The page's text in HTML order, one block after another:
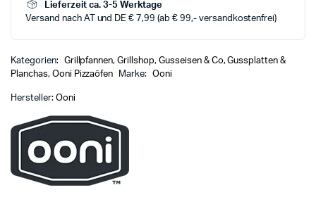
Lieferzeit ca. 3-5 Werktage
Versand nach AT und DE € 7,99 (ab € 99,- versandkostenfrei)
Kategorien: Grillpfannen,Grillshop, Gusseisen & Co,Gussplatten &
Planchas, Ooni Pizzaöfen Marke: Ooni
Hersteller: Ooni